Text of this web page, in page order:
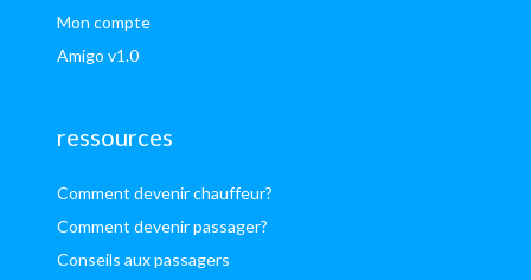
Mon compte
Amigo v1.0
ressources
Comment devenir chauffeur?
Comment devenir passager?
Conseils aux passagers